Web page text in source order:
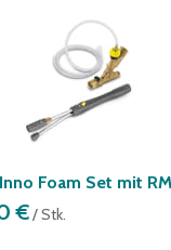
Inno Foam Set mit
€/ Stk.